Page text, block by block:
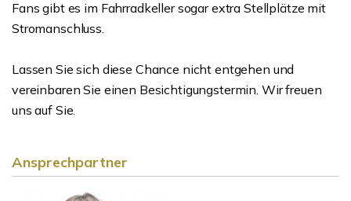
Fans gibt es im Fahrradkeller sogar extra Stellplätze mit
Stromanschluss.
Lassen Sie sich diese Chance nicht entgehen und
vereinbaren Sie einen Besichtigungstermin. Wir freuen
uns auf Sie.
Ansprechpartner